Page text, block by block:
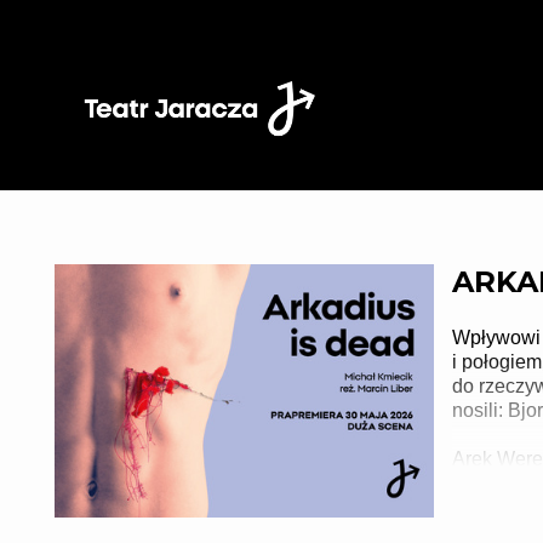
i
do
nosili:
Arek
jako